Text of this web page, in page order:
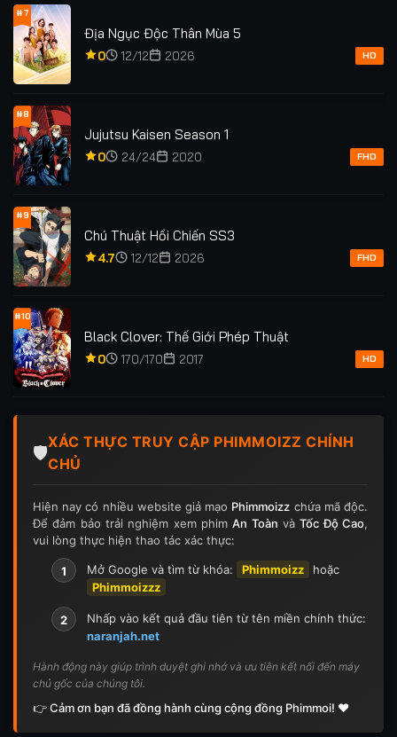
#7
Địa Ngục Độc Thân Mùa 5
0 12/12 2026 HD
#8
Jujutsu Kaisen Season 1
0 24/24 2020 FHD
#9
Chú Thuật Hồi Chiến SS3
4.7 12/12 2026 FHD
#10
Black Clover: Thế Giới Phép Thuật
0 170/170 2017 HD
🛡️
XÁC THỰC TRUY CẬP PHIMMOIZZ CHÍNH
CHỦ
Hiện nay có nhiều website giả mạo Phimmoizz chứa mã độc.
Để đảm bảo trải nghiệm xem phimAn Toàn vàTốc Độ Cao,
vui lòng thực hiện thao tác xác thực:
1 Mở Google và tìm từ khóa: Phimmoizz
hoặc
Phimmoizzz
2
Nhấp vào kết quả đầu tiên từ tên miền chính thức:
naranjah.net
Hành động này giúp trình duyệt ghi nhớ và ưu tiên kết nối đến máy
chủ gốc của chúng tôi.
👉 Cảm ơn bạn đã đồng hành cùng cộng đồng Phimmoi! ❤️